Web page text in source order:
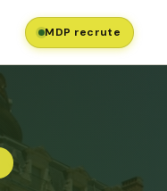
MDP recrute